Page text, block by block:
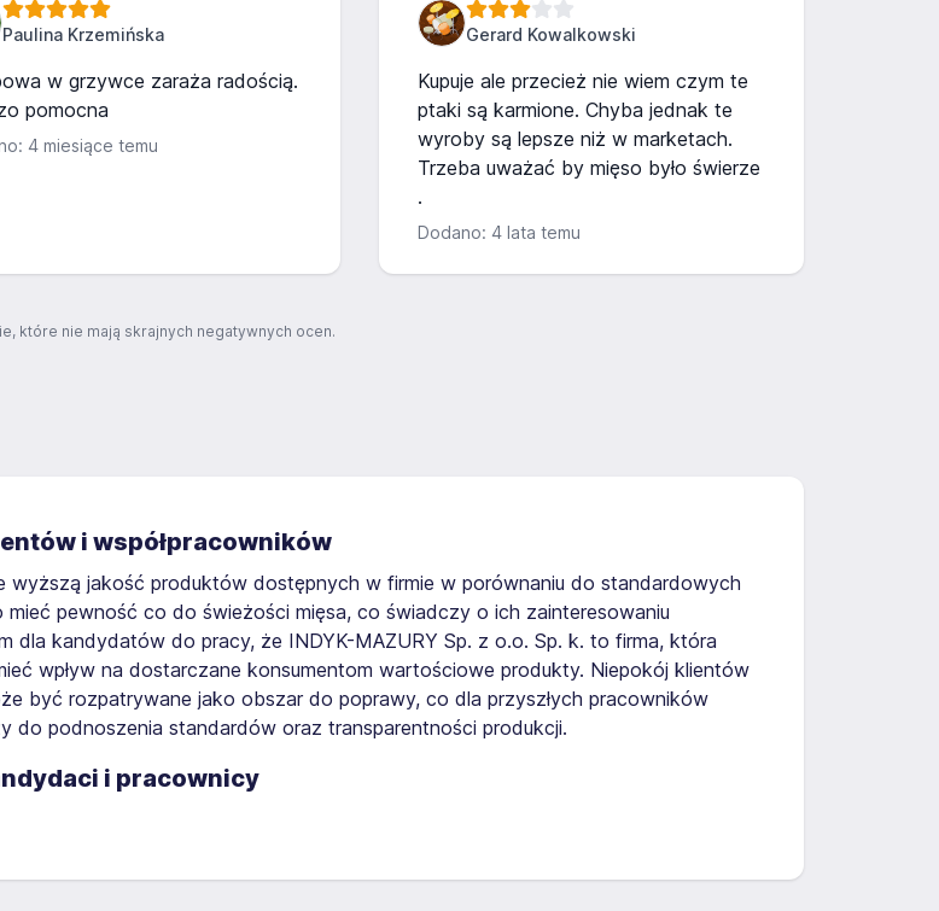
Paulina Krzemińska
w grzywce zaraża radością.
pomocna
4 miesiące temu
Gerard Kowalkowski
Kupuje ale przecież nie wiem czym te
ptaki są karmione. Chyba jednak te
wyroby są lepsze niż w marketach.
Trzeba uważać by mięso było świerze
.
Dodano: 4 lata temu
które nie mają skrajnych negatywnych ocen.
i współpracowników
wyższą jakość produktów dostępnych w firmie w porównaniu do standardowych
pewność co do świeżości mięsa, co świadczy o ich zainteresowaniu
dla kandydatów do pracy, że INDYK-MAZURY Sp. z o.o. Sp. k. to firma, która
wpływ na dostarczane konsumentom wartościowe produkty. Niepokój klientów
być rozpatrywane jako obszar do poprawy, co dla przyszłych pracowników
do podnoszenia standardów oraz transparentności produkcji.
i pracownicy